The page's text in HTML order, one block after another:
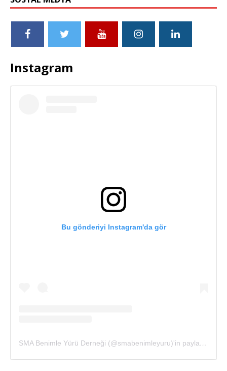
Instagram
Bu gönderiyi Instagram'da gör
SMA Benimle Yürü Derneği (@smabenimleyuru)'in paylaştığı bir gönderi